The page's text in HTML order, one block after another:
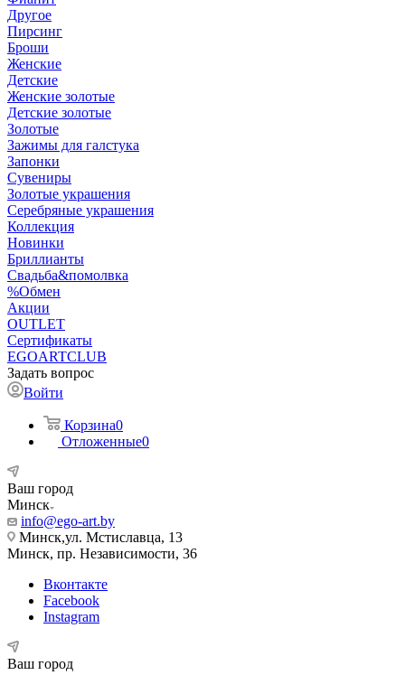
Другое
Пирсинг
Броши
Женские
Детские
Женские золотые
Детские золотые
Золотые
Зажимы для галстука
Запонки
Сувениры
Золотые украшения
Серебряные украшения
Коллекция
Новинки
Бриллианты
Свадьба&помолвка
%Обмен
Акции
OUTLET
Сертификаты
EGOARTCLUB
Задать вопрос
Войти
Корзина0
Отложенные0
Ваш город
Минск
info@ego-art.by
Минск,ул. Мстиславца, 13
Минск, пр. Независимости, 36
Вконтакте
Facebook
Instagram
Ваш город